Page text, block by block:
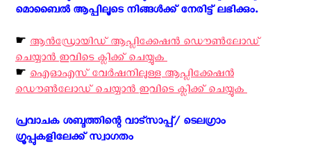
മൊബൈൽ ആപ്പിലൂടെ നിങ്ങൾക്ക് നേരിട്ട് ലഭിക്കും. ‍
☛ ആന്‍ഡ്രോയിഡ് ആപ്ലിക്കേഷന്‍ ഡൌണ്‍ലോഡ്
ചെയ്യാന്‍ ഇവിടെ ക്ലിക്ക് ചെയ്യുക ‍
☛ ഐ‌ഓ‌എസ് വേര്‍ഷനിലുള്ള ആപ്ലിക്കേഷന്‍
ഡൌണ്‍ലോഡ് ചെയ്യാന്‍ ഇവിടെ ക്ലിക്ക് ചെയ്യുക ‍
പ്രവാചക ശബ്ദത്തിന്റെ വാട്സാപ്പ്/ ടെലഗ്രാം
ഗ്രൂപ്പുകളിലേക്ക് സ്വാഗതം ‍